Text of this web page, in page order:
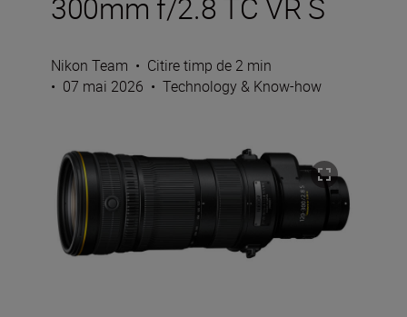
Nikon Team • Citire timp de 2 min
• 07 mai 2026 • Technology & Know-how